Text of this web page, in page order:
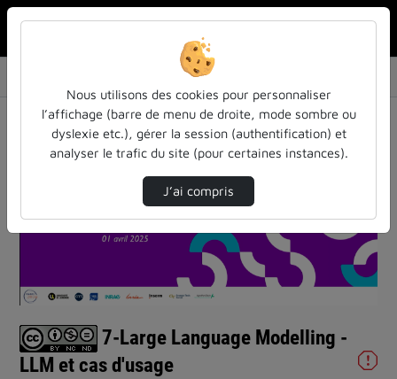
7-Large Language Modelling - LLM et cas d'us…
Lire
la
7-Large Language Modelling -
LLM et cas d'usage
Nous utilisons des cookies pour personnaliser
l’affichage (barre de menu de droite, mode sombre ou
dyslexie etc.), gérer la session (authentification) et
analyser le trafic du site (pour certaines instances).
J’ai compris